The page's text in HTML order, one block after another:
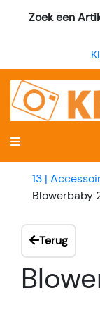
Zoek een
13 |
Blowerbaby
Terug